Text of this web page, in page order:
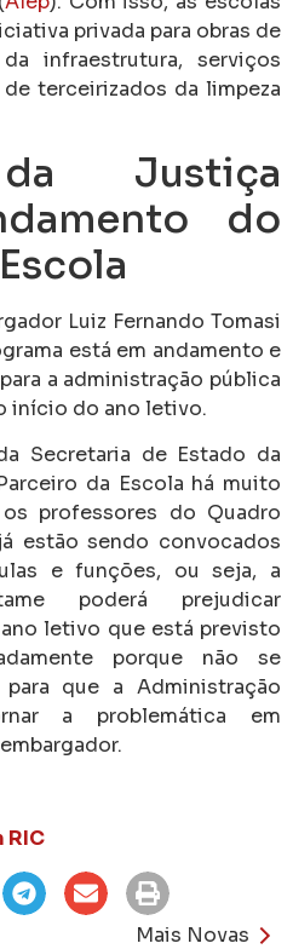
privada para obras de
infraestrutura, serviços
terceirizados da limpeza
Justiça
do
Luiz Fernando Tomasi
está em andamento e
a administração pública
início do ano letivo.
Secretaria de Estado da
da Escola há muito
professores do Quadro
estão sendo convocados
e funções, ou seja, a
poderá prejudicar
letivo que está previsto
porque não se
que a Administração
a problemática em
RIC
Mais Novas